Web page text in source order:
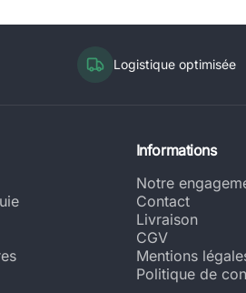
Logistique optimisée
Informations
Notre
Contact
Livraison
CGV
Mentions
Politique de